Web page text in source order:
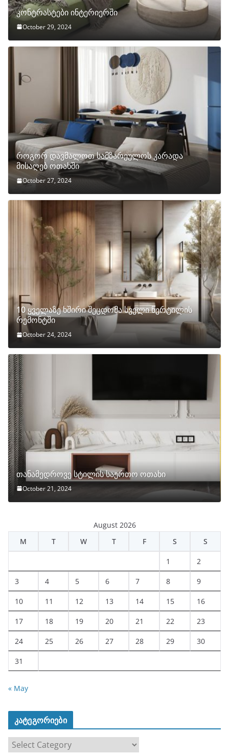
კონტრასტები ინტერიერში
October 29, 2024
როგორ დავმალოთ სამზარეულოს კარადა
მისაღებ ოთახში
October 27, 2024
10 ყველაზე ხშირი შეცდომა სველი წერტილის
რემონტში
October 24, 2024
თანამედროვე სტილის საერთო ოთახი
October 21, 2024
August 2026
M
T W T F S S
1 2
3 4 5 6 7 8 9
10 11 12 13 14 15 16
17 18 19 20 21 22 23
24 25 26 27 28 29 30
31
« May
კატეგორიები